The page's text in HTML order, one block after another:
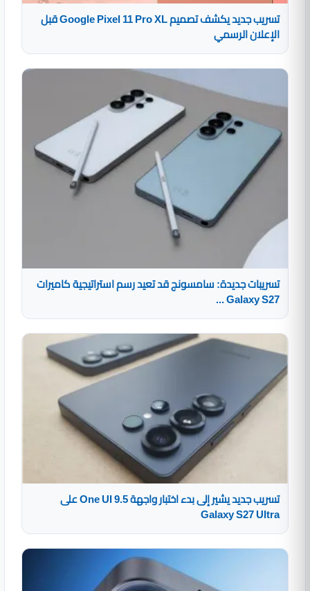
تسريب جديد يكشف تصميم Google Pixel 11 Pro XL قبل
الإعلان الرسمي
تسريبات جديدة: سامسونج قد تعيد رسم استراتيجية كاميرات
Galaxy S27 ...
تسريب جديد يشير إلى بدء اختبار واجهة One UI 9.5 على
Galaxy S27 Ultra